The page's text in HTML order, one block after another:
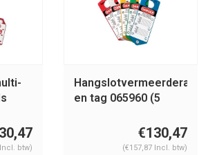
btw)
Hangslotvermeerderaar
en tag 065960 (5
€130,47
(€157,87 Incl. btw)